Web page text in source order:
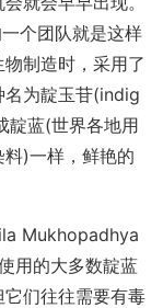
个团队就是这样
制造时，采用了
名为靛玉苷(indig
靛蓝(世界各地用
)一样，鲜艳的
Mukhopadhya
用的大多数靛蓝
们往往需要有毒